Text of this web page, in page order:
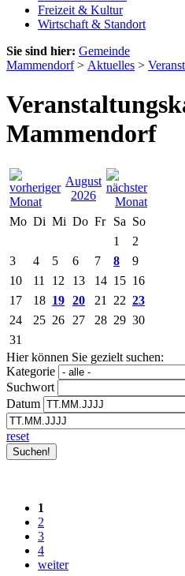
Freizeit & Kultur
Wirtschaft & Standort
Sie sind hier: Gemeinde
Mammendorf> Aktuelles >
Mammendorf
August
2026
Mo Di Mi Do Fr Sa So
1
2
3
4 5 6 7 8
9
10
11 12 13 14 15 16
17
18 19 20 21 22 23
24
25 26 27 28 29 30
31
Hier können Sie gezielt suchen:
Kategorie
Suchwort
Datum
reset
1
2
3
4
weiter